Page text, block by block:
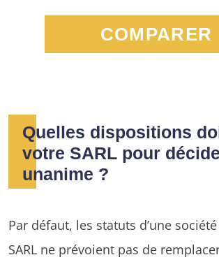
COMPARER
Quelles dispositions
votre SARL pour
unanime ?
Par défaut, les statuts d’une
SARL ne prévoient pas de